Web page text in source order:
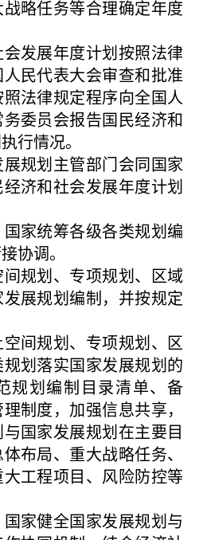
略任务等合理确定年度
发展年度计划按照法律
民代表大会审查和批准
法律规定程序向全国人
委员会报告国民经济和
行情况。
规划主管部门会同国家
济和社会发展年度计划
家统筹各级各类规划编
协调。
规划、专项规划、区域
展规划编制，并按规定
间规划、专项规划、区
划落实国家发展规划的
规划编制目录清单、备
制度，加强信息共享，
国家发展规划在主要目
布局、重大战略任务、
工程项目、风险防控等
家健全国家发展规划与